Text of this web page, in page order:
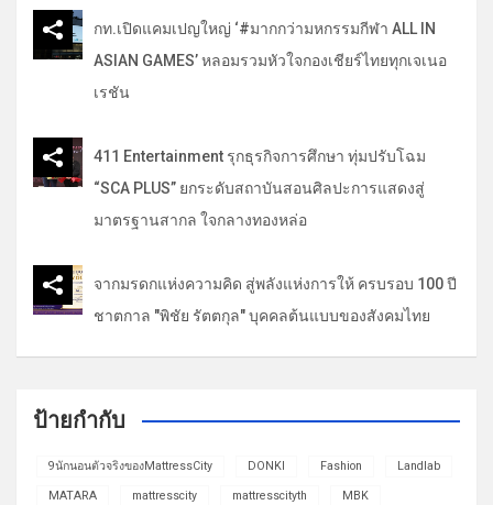
กท.เปิดแคมเปญใหญ่ ‘#มากกว่ามหกรรมกีฬา ALL IN
ASIAN GAMES’ หลอมรวมหัวใจกองเชียร์ไทยทุกเจเนอ
เรชัน
411 Entertainment รุกธุรกิจการศึกษา ทุ่มปรับโฉม
“SCA PLUS” ยกระดับสถาบันสอนศิลปะการแสดงสู่
มาตรฐานสากล ใจกลางทองหล่อ
จากมรดกแห่งความคิด สู่พลังแห่งการให้ ครบรอบ 100 ปี
ชาตกาล "พิชัย รัตตกุล" บุคคลต้นแบบของสังคมไทย
ป้ายกำกับ
9นักนอนตัวจริงของMattressCity DONKI Fashion Landlab
MATARA mattresscity mattresscityth MBK